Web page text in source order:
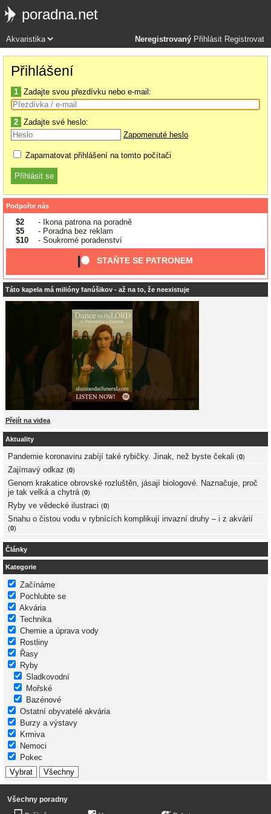
poradna.net
Neregistrovaný Přihlásit Registrovat
Přihlášení
1 Zadajte svou přezdívku nebo e-mail:
2 Zadajte své heslo:
Zapomenuté heslo
Zapamatovat přihlášení na tomto počítači
Podpořte nás
$2
- Ikona patrona na poradně
$5
- Poradna bez reklam
$10
- Soukromé poradenství
STAŇTE SE PATRONEM
Táto kapela má milióny fanúšikov - až na to, že neexistuje
Přejít na videa
Aktuality
Pandemie koronaviru zabíjí také rybičky. Jinak, než byste čekali (0)
Zajímavý odkaz (0)
Genom krakatice obrovské rozluštěn, jásají biologové. Naznačuje, proč
je tak velká a chytrá (0)
Ryby ve vědecké ilustraci (0)
Snahu o čistou vodu v rybnících komplikují invazní druhy – i z akvárií
(0)
Články
Kategorie
Začínáme
Pochlubte se
Akvária
Technika
Chemie a úprava vody
Rostliny
Řasy
Ryby
Sladkovodní
Mořské
Bazénové
Ostatní obyvatelé akvária
Burzy a výstavy
Krmiva
Nemoci
Pokec
Všechny poradny